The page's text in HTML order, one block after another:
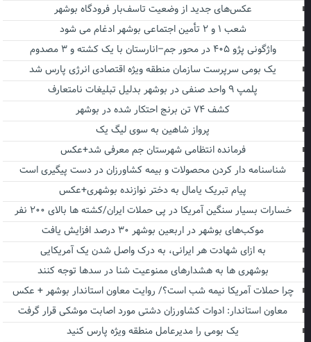
عکس‌های جدید از وضعیت تاسف‌بار فرودگاه بوشهر
شعب ۱ و ۲ تأمین اجتماعی بوشهر ادغام می شود
واژگونی پژو ۴۰۵ در محور جم–انارستان با یک کشته و ۳ مصدوم
یک بومی سرپرست سازمان منطقه ویژه اقتصادی انرژی پارس شد
پلمپ ۹ واحد صنفی در بوشهر بدلیل تبلیغات نامتعارف
کشف ۷۴ تن برنج احتکار شده در بوشهر
پرواز شاهین به سوی لیگ یک
فرمانده انتظامی شهرستان جم معرفی شد+عکس
شناسنامه دار کردن محصولات و بیمه کشاورزان در دست پیگیری است
پیام تبریک یامال به دختر نوازنده بوشهری+عکس
خسارات بسیار سنگین آمریکا در پی حملات ایران/کشته ها بالای ۲۰۰ نفر
موکب‌های بوشهر در اربعین بوشهر ۳۰ درصد افزایش یافت
به ازای شهادت هر ایرانی، به درک واصل شدن یک آمریکایی
بوشهری ها به هشدارهای ممنوعیت شنا در سدها توجه کنند
چرا حملات آمریکا نیمه شب است؟/ روایت معاون استاندار بوشهر + عکس
معاون استاندار: ادوات کشاورزان دشتی مورد اصابت موشکی قرار گرفت
یک بومی را مدیرعامل منطقه ویژه پارس کنید